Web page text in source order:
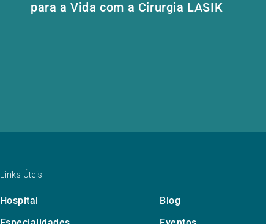
para a Vida com a Cirurgia LASIK
Links Úteis
Hospital Blog